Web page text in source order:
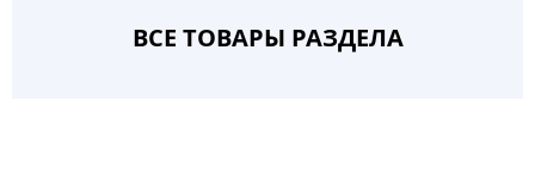
ВСЕ ТОВАРЫ РАЗДЕЛА